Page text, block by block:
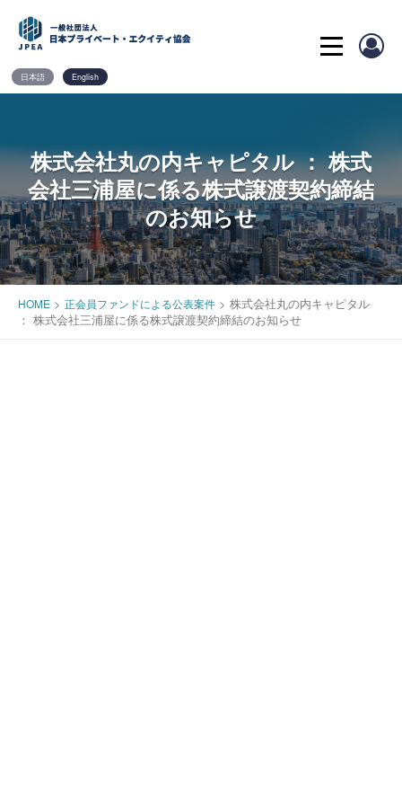
content
日本語 English
株式会社丸の内キャピタル ： 株式
会社三浦屋に係る株式譲渡契約締結
のお知らせ
HOME > 正会員ファンドによる公表案件 > 株式会社丸の内キャピタル
： 株式会社三浦屋に係る株式譲渡契約締結のお知らせ